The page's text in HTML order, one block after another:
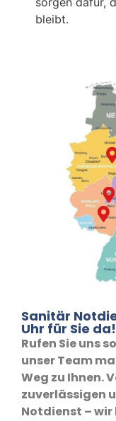
bleibt.
Sanitär
Uhr für Sie da!
Rufen Sie uns
unser Team
Weg zu Ihnen.
zuverlässigen
Notdienst – wir